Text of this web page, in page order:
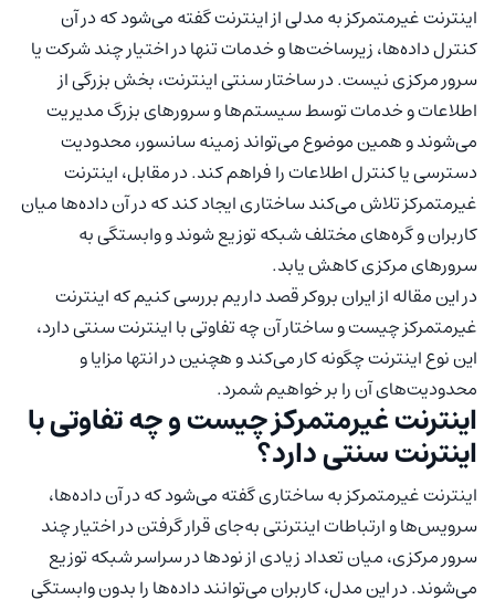
اینترنت غیرمتمرکز به مدلی از اینترنت گفته می‌شود که در آن
کنترل داده‌ها، زیرساخت‌ها و خدمات تنها در اختیار چند شرکت یا
سرور مرکزی نیست. در ساختار سنتی اینترنت، بخش بزرگی از
اطلاعات و خدمات توسط سیستم‌ها و سرورهای بزرگ مدیریت
می‌شوند و همین موضوع می‌تواند زمینه سانسور، محدودیت
دسترسی یا کنترل اطلاعات را فراهم کند. در مقابل، اینترنت
غیرمتمرکز تلاش می‌کند ساختاری ایجاد کند که در آن داده‌ها میان
کاربران و گره‌های مختلف شبکه توزیع شوند و وابستگی به
سرورهای مرکزی کاهش یابد.
در این مقاله از ایران بروکر قصد داریم بررسی کنیم که اینترنت
غیرمتمرکز چیست و ساختار آن چه تفاوتی با اینترنت سنتی دارد،
این نوع اینترنت چگونه کار می‌کند و هچنین در انتها مزایا و
محدودیت‌های آن را بر خواهیم شمرد.
اینترنت غیرمتمرکز چیست و چه تفاوتی با
اینترنت سنتی دارد؟
اینترنت غیرمتمرکز به ساختاری گفته می‌شود که در آن داده‌ها،
سرویس‌ها و ارتباطات اینترنتی به‌جای قرار گرفتن در اختیار چند
سرور مرکزی، میان تعداد زیادی از نودها در سراسر شبکه توزیع
می‌شوند. در این مدل، کاربران می‌توانند داده‌ها را بدون وابستگی